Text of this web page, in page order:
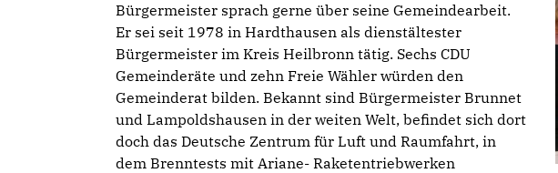
Bürgermeister sprach gerne über seine Gemeindearbeit.
Er sei seit 1978 in Hardthausen als dienstältester
Bürgermeister im Kreis Heilbronn tätig. Sechs CDU
Gemeinderäte und zehn Freie Wähler würden den
Gemeinderat bilden. Bekannt sind Bürgermeister Brunnet
und Lampoldshausen in der weiten Welt, befindet sich dort
doch das Deutsche Zentrum für Luft und Raumfahrt, in
dem Brenntests mit Ariane- Raketentriebwerken